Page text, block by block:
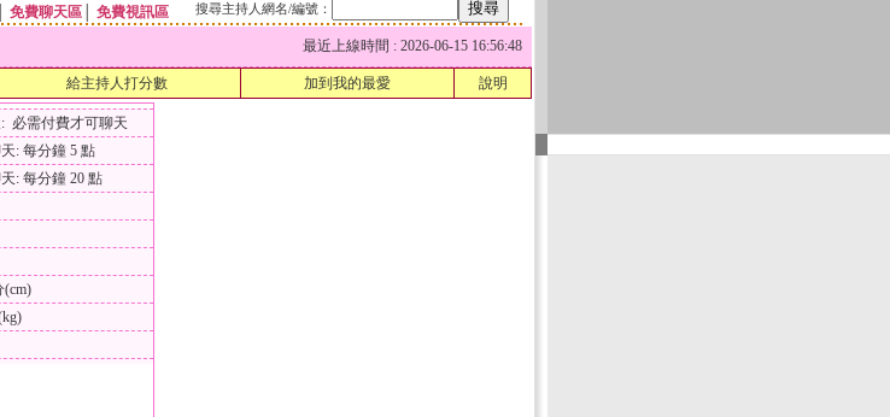
免費聊天區 免費視訊區 搜尋主持人網名/編號：
最近上線時間 : 2026-06-15 16:56:48
給主持人打分數 加到我的最愛 說明
必需付費才可聊天
: 每分鐘 5 點
: 每分鐘 20 點
(cm)